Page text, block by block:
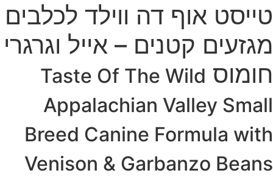
טייסט אוף דה ווילד לכלבים
מגזעים קטנים – אייל וגרגרי
חומוס Taste Of The Wild
Appalachian Valley Small
Breed Canine Formula with
Venison & Garbanzo Beans